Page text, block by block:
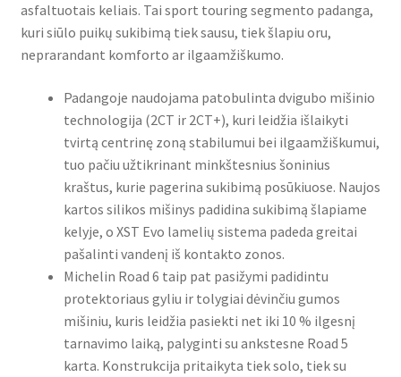
asfaltuotais keliais. Tai sport touring segmento padanga,
kuri siūlo puikų sukibimą tiek sausu, tiek šlapiu oru,
neprarandant komforto ar ilgaamžiškumo.
Padangoje naudojama patobulinta dvigubo mišinio
technologija (2CT ir 2CT+), kuri leidžia išlaikyti
tvirtą centrinę zoną stabilumui bei ilgaamžiškumui,
tuo pačiu užtikrinant minkštesnius šoninius
kraštus, kurie pagerina sukibimą posūkiuose. Naujos
kartos silikos mišinys padidina sukibimą šlapiame
kelyje, o XST Evo lamelių sistema padeda greitai
pašalinti vandenį iš kontakto zonos.
Michelin Road 6 taip pat pasižymi padidintu
protektoriaus gyliu ir tolygiai dėvinčiu gumos
mišiniu, kuris leidžia pasiekti net iki 10 % ilgesnį
tarnavimo laiką, palyginti su ankstesne Road 5
karta. Konstrukcija pritaikyta tiek solo, tiek su